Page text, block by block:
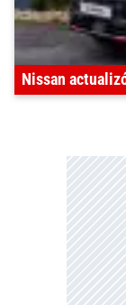
Nissan